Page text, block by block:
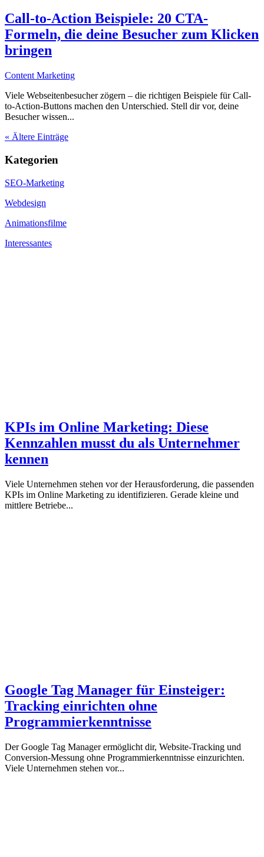
Call-to-Action Beispiele: 20 CTA-
Formeln, die deine Besucher zum Klicken
bringen
Content Marketing
Viele Webseitenbesucher zögern – die richtigen Beispiele für Call-
to-Action-Buttons machen den Unterschied. Stell dir vor, deine
Besucher wissen...
« Ältere Einträge
Kategorien
SEO-Marketing
Webdesign
Animationsfilme
Interessantes
KPIs im Online Marketing: Diese
Kennzahlen musst du als Unternehmer
kennen
Viele Unternehmen stehen vor der Herausforderung, die passenden
KPIs im Online Marketing zu identifizieren. Gerade kleine und
mittlere Betriebe...
Google Tag Manager für Einsteiger:
Tracking einrichten ohne
Programmierkenntnisse
Der Google Tag Manager ermöglicht dir, Website-Tracking und
Conversion-Messung ohne Programmierkenntnisse einzurichten.
Viele Unternehmen stehen vor...